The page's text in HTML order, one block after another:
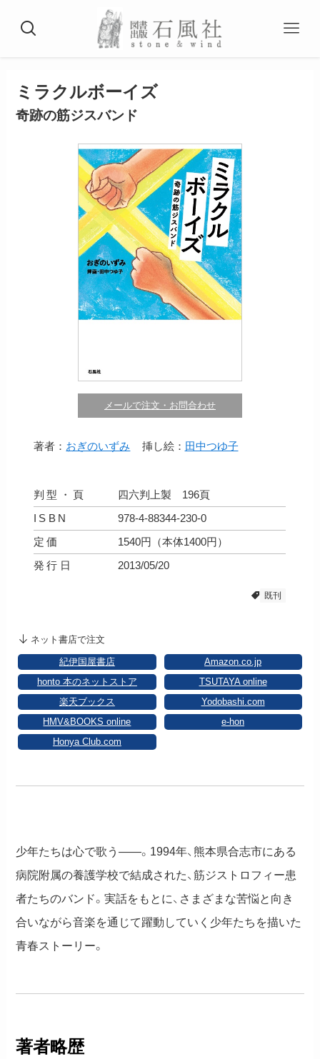
ミラクルボーイズ
奇跡の筋ジスバンド
メールで注文・お問合わせ
著者： おぎのいずみ 挿し絵： 田中つゆ子
判型・頁
四六判上製 196頁
ISBN
978-4-88344-230-0
定価
1540円（本体1400円）
発行日
2013/05/20
既刊
ネット書店で注文
紀伊国屋書店
Amazon.co.jp
honto 本のネットストア
TSUTAYA online
楽天ブックス
Yodobashi.com
HMV&BOOKS online
e-hon
Honya Club.com
少年たちは心で歌う――。1994年、熊本県合志市にある
病院附属の養護学校で結成された、筋ジストロフィー患
者たちのバンド。実話をもとに、さまざまな苦悩と向き
合いながら音楽を通じて躍動していく少年たちを描いた
青春ストーリー。
著者略歴